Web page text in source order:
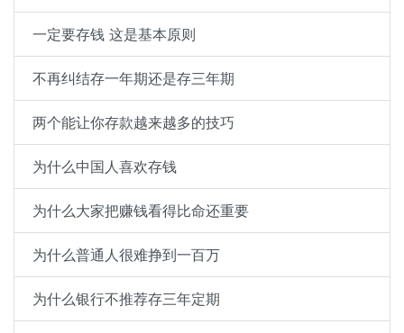
一定要存钱 这是基本原则
不再纠结存一年期还是存三年期
两个能让你存款越来越多的技巧
为什么中国人喜欢存钱
为什么大家把赚钱看得比命还重要
为什么普通人很难挣到一百万
为什么银行不推荐存三年定期